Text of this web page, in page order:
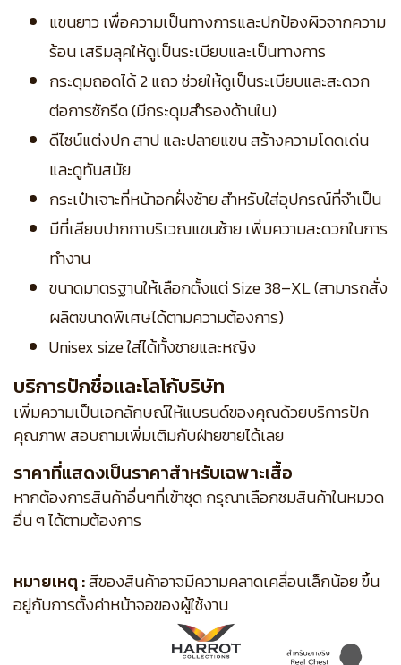
แขนยาว เพื่อความเป็นทางการและปกป้องผิวจากความ
ร้อน เสริมลุคให้ดูเป็นระเบียบและเป็นทางการ
กระดุมถอดได้ 2 แถว ช่วยให้ดูเป็นระเบียบและสะดวก
ต่อการซักรีด (มีกระดุมสำรองด้านใน)
ดีไซน์แต่งปก สาป และปลายแขน สร้างความโดดเด่น
และดูทันสมัย
กระเป๋าเจาะที่หน้าอกฝั่งซ้าย สำหรับใส่อุปกรณ์ที่จำเป็น
มีที่เสียบปากกาบริเวณแขนซ้าย เพิ่มความสะดวกในการ
ทำงาน
ขนาดมาตรฐานให้เลือกตั้งแต่ Size 38–XL (สามารถสั่ง
ผลิตขนาดพิเศษได้ตามความต้องการ)
Unisex size ใส่ได้ทั้งชายและหญิง
บริการปักชื่อและโลโก้บริษัท
เพิ่มความเป็นเอกลักษณ์ให้แบรนด์ของคุณด้วยบริการปัก
คุณภาพ สอบถามเพิ่มเติมกับฝ่ายขายได้เลย
ราคาที่แสดงเป็นราคาสำหรับเฉพาะเสื้อ
หากต้องการสินค้าอื่นๆที่เข้าชุด กรุณาเลือกชมสินค้าในหมวด
อื่น ๆ ได้ตามต้องการ
หมายเหตุ :สีของสินค้าอาจมีความคลาดเคลื่อนเล็กน้อย ขึ้น
อยู่กับการตั้งค่าหน้าจอของผู้ใช้งาน